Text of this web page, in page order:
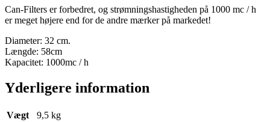
Can-Filters er forbedret, og strømningshastigheden på 1000 mc / h
er meget højere end for de andre mærker på markedet!
Diameter: 32 cm.
Længde: 58cm
Kapacitet: 1000mc / h
Yderligere information
Vægt 9,5 kg